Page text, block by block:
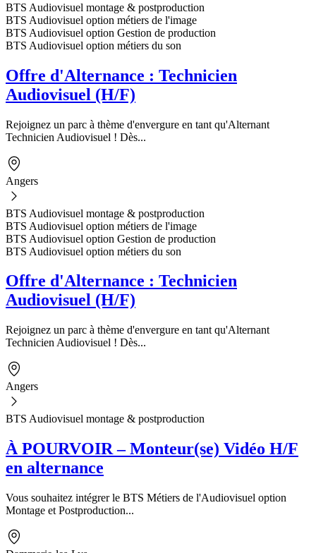
BTS Audiovisuel montage & postproduction
BTS Audiovisuel option métiers de l'image
BTS Audiovisuel option Gestion de production
BTS Audiovisuel option métiers du son
Offre d'Alternance : Technicien
Audiovisuel (H/F)
Rejoignez un parc à thème d'envergure en tant qu'Alternant
Technicien Audiovisuel ! Dès...
Angers
BTS Audiovisuel montage & postproduction
BTS Audiovisuel option métiers de l'image
BTS Audiovisuel option Gestion de production
BTS Audiovisuel option métiers du son
Offre d'Alternance : Technicien
Audiovisuel (H/F)
Rejoignez un parc à thème d'envergure en tant qu'Alternant
Technicien Audiovisuel ! Dès...
Angers
BTS Audiovisuel montage & postproduction
À POURVOIR – Monteur(se) Vidéo H/F
en alternance
Vous souhaitez intégrer le BTS Métiers de l'Audiovisuel option
Montage et Postproduction...